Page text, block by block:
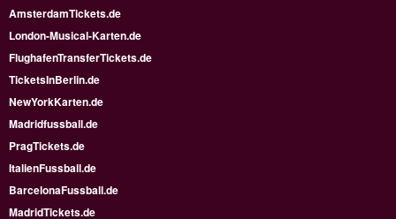
AmsterdamTickets.de
London-Musical-Karten.de
FlughafenTransferTickets.de
TicketsInBerlin.de
NewYorkKarten.de
Madridfussball.de
PragTickets.de
ItalienFussball.de
BarcelonaFussball.de
MadridTickets.de